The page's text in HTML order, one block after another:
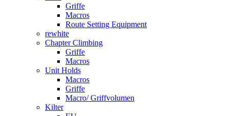
Griffe
Macros
Route Setting Equipment
rewhite
Chapter Climbing
Griffe
Macros
Unit Holds
Macros
Griffe
Macro/ Griffvolumen
Kilter